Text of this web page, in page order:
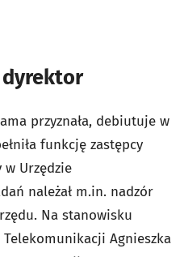
dyrektor
przyznała, debiutuje w
funkcję zastępcy
w Urzędzie
należał m.in. nadzór
Na stanowisku
Agnieszka